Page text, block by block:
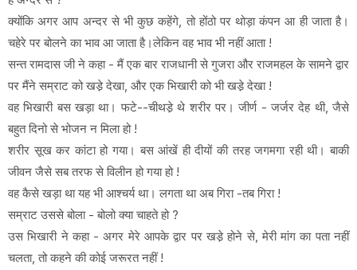
क्योंकि अगर आप अन्दर से भी कुछ कहेंगे, तो होंठो पर थोड़ा कंपन आ ही जाता है।
चहेरे पर बोलने का भाव आ जाता है।लेकिन वह भाव भी नहीं आता !
सन्त रामदास जी ने कहा - मैं एक बार राजधानी से गुजरा और राजमहल के सामने द्वार
पर मैंने सम्राट को खडे़ देखा, और एक भिखारी को भी खडे़ देखा !
वह भिखारी बस खड़ा था। फटे--चीथडे़ थे शरीर पर। जीर्ण - जर्जर देह थी, जैसे
बहुत दिनो से भोजन न मिला हो !
शरीर सूख कर कांटा हो गया। बस आंखें ही दीयों की तरह जगमगा रही थी। बाकी
जीवन जैसे सब तरफ से विलीन हो गया हो !
वह कैसे खड़ा था यह भी आश्चर्य था। लगता था अब गिरा -तब गिरा !
सम्राट उससे बोला - बोलो क्या चाहते हो ?
उस भिखारी ने कहा - अगर मेरे आपके द्वार पर खडे़ होने से, मेरी मांग का पता नहीं
चलता, तो कहने की कोई जरूरत नहीं !